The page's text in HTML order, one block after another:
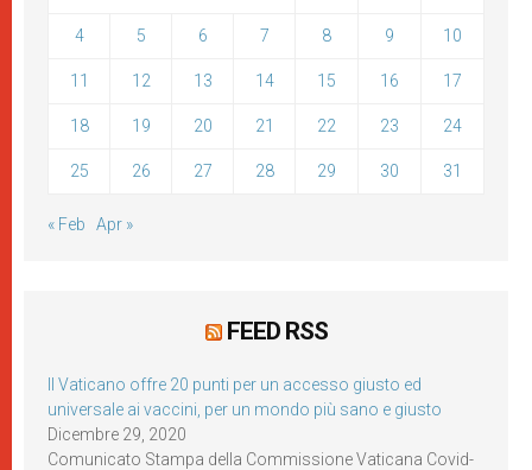
4 5 6 7 8 9 10
11 12 13 14 15 16 17
18 19 20 21 22 23 24
25 26 27 28 29 30 31
« Feb Apr »
FEED RSS
Il Vaticano offre 20 punti per un accesso giusto ed
universale ai vaccini, per un mondo più sano e giusto
Dicembre 29, 2020
Comunicato Stampa della Commissione Vaticana Covid-